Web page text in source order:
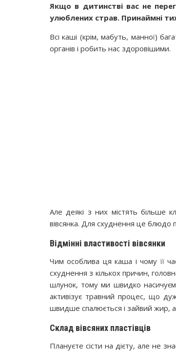
Якщо в дитинстві вас не
улюблених страв. Принаймні
Всі каші (крім, мабуть, манної)
органів і робить нас здоровішими.
Але деякі з них містять більше
вівсянка. Для схуднення це блюдо
Відмінні властивості вівсянки
Чим особлива ця каша і чому її
схуднення з кількох причин,
шлунок, тому ми швидко
активізує травний процес, що
швидше спалюється і зайвий жир,
Склад вівсяних пластівців
Плануєте сісти на дієту, але не